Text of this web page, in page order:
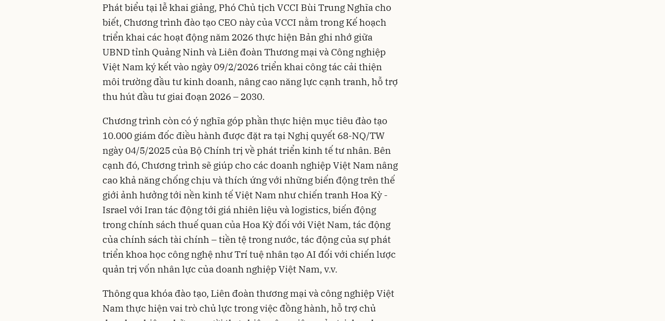
Phát biểu tại lễ khai giảng, Phó Chủ tịch VCCI Bùi Trung Nghĩa cho
biết, Chương trình đào tạo CEO này của VCCI nằm trong Kế hoạch
triển khai các hoạt động năm 2026 thực hiện Bản ghi nhớ giữa
UBND tỉnh Quảng Ninh và Liên đoàn Thương mại và Công nghiệp
Việt Nam ký kết vào ngày 09/2/2026 triển khai công tác cải thiện
môi trường đầu tư kinh doanh, nâng cao năng lực cạnh tranh, hỗ trợ
thu hút đầu tư giai đoạn 2026 – 2030.
Chương trình còn có ý nghĩa góp phần thực hiện mục tiêu đào tạo
10.000 giám đốc điều hành được đặt ra tại Nghị quyết 68-NQ/TW
ngày 04/5/2025 của Bộ Chính trị về phát triển kinh tế tư nhân. Bên
cạnh đó, Chương trình sẽ giúp cho các doanh nghiệp Việt Nam nâng
cao khả năng chống chịu và thích ứng với những biến động trên thế
giới ảnh hưởng tới nền kinh tế Việt Nam như chiến tranh Hoa Kỳ -
Israel với Iran tác động tới giá nhiên liệu và logistics, biến động
trong chính sách thuế quan của Hoa Kỳ đối với Việt Nam, tác động
của chính sách tài chính – tiền tệ trong nước, tác động của sự phát
triển khoa học công nghệ như Trí tuệ nhân tạo AI đối với chiến lược
quản trị vốn nhân lực của doanh nghiệp Việt Nam, v.v.
Thông qua khóa đào tạo, Liên đoàn thương mại và công nghiệp Việt
Nam thực hiện vai trò chủ lực trong việc đồng hành, hỗ trợ chủ